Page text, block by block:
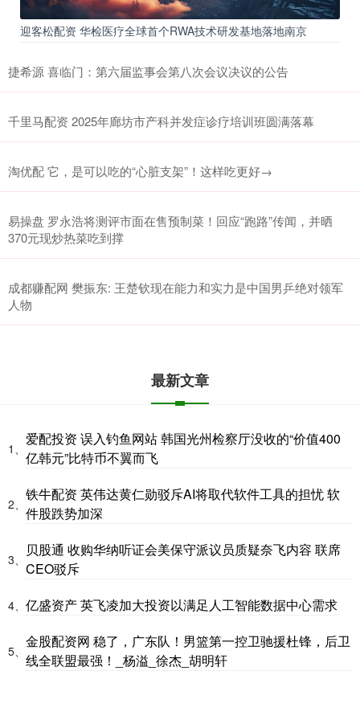
迎客松配资 华检医疗全球首个RWA技术研发基地落地南京
捷希源 喜临门：第六届监事会第八次会议决议的公告
千里马配资 2025年廊坊市产科并发症诊疗培训班圆满落幕
淘优配 它，是可以吃的“心脏支架”！这样吃更好→
易操盘 罗永浩将测评市面在售预制菜！回应“跑路”传闻，并晒
370元现炒热菜吃到撑
成都赚配网 樊振东: 王楚钦现在能力和实力是中国男乒绝对领军
人物
最新文章
1、
爱配投资 误入钓鱼网站 韩国光州检察厅没收的“价值400
亿韩元”比特币不翼而飞
2、
铁牛配资 英伟达黄仁勋驳斥AI将取代软件工具的担忧 软
件股跌势加深
3、
贝股通 收购华纳听证会美保守派议员质疑奈飞内容 联席
CEO驳斥
4、 亿盛资产 英飞凌加大投资以满足人工智能数据中心需求
5、
金股配资网 稳了，广东队！男篮第一控卫驰援杜锋，后卫
线全联盟最强！_杨溢_徐杰_胡明轩